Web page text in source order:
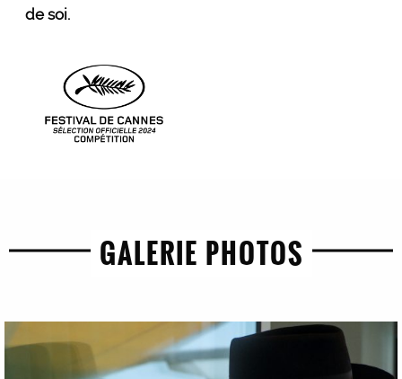
de soi.
GALERIE PHOTOS